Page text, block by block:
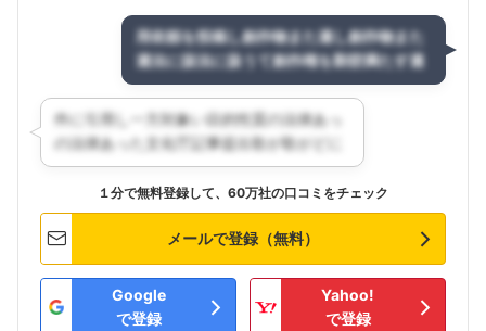
１分で無料登録して、60万社の口コミをチェック
メールで登録（無料）
Google
で登録
Yahoo!
で登録